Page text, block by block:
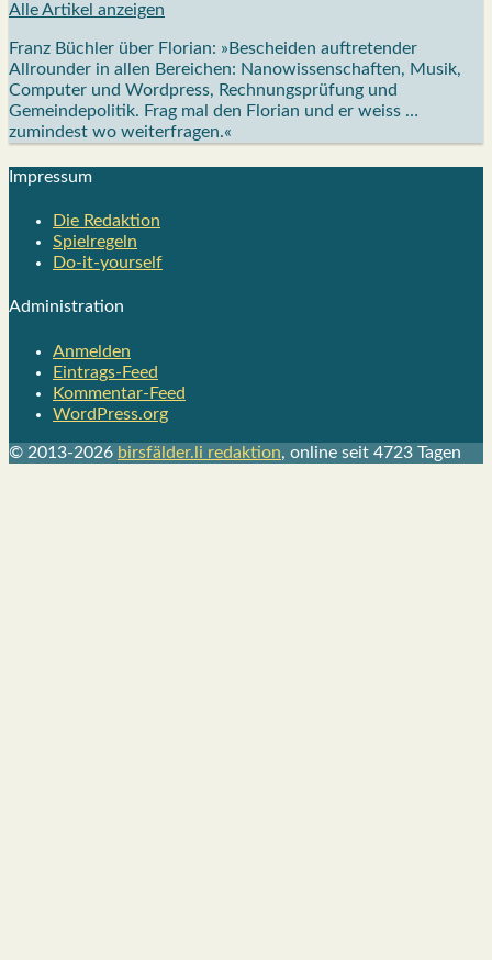
Alle Artikel anzeigen
Franz Büchler über Florian: »Bescheiden auftretender
Allrounder in allen Bereichen: Nanowissenschaften, Musik,
Computer und Wordpress, Rechnungsprüfung und
Gemeindepolitik. Frag mal den Florian und er weiss …
zumindest wo weiterfragen.«
Impres­sum
Die Redak­ti­on
Spiel­re­geln
Do-it-your­s­elf
Admi­nis­tra­ti­on
Anmelden
Eintrags-Feed
Kommentar-Feed
WordPress.org
© 2013-2026 birsfälder.li redaktion, online seit 4723 Tagen